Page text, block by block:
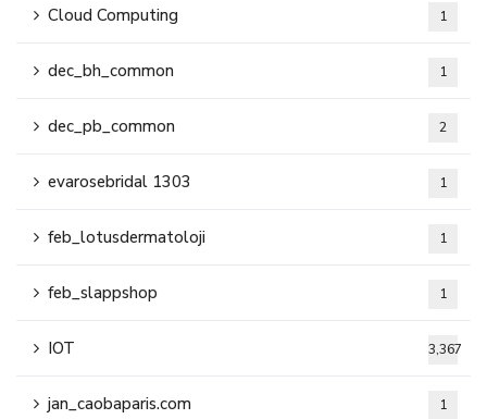
Cloud Computing 1
dec_bh_common 1
dec_pb_common 2
evarosebridal 1303 1
feb_lotusdermatoloji 1
feb_slappshop 1
IOT 3,367
jan_caobaparis.com 1